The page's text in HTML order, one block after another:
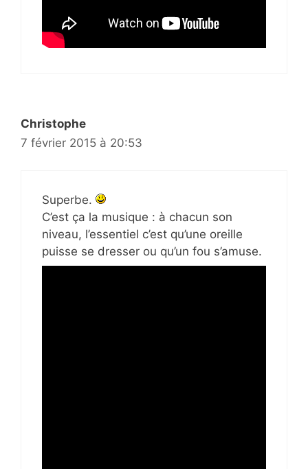
Christophe
7 février 2015 à 20:53
Superbe.
C’est ça la musique : à chacun son
niveau, l’essentiel c’est qu’une oreille
puisse se dresser ou qu’un fou s’amuse.